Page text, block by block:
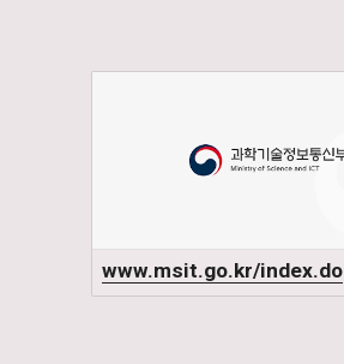
www.msit.go.kr/index.do